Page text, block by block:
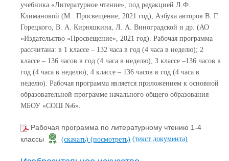
учебника «Литературное чтение», под редакцией Л.Ф.
Климановой (М.: Просвещение, 2021 год), Азбука авторов В. Г.
Горецкого, В. А. Кирюшкина, Л. А. Виноградской и др. (АО
«Издательство «Просвещение», 2021 год). Рабочая программа
рассчитана: в 1 классе – 132 часа в год (4 часа в неделю); 2
классе – 136 часов в год (4 часа в неделю); 3 классе –136 часов в
год (4 часа в неделю); 4 классе – 136 часов в год (4 часа в
неделю). Рабочая программа является приложением к основной
образовательной программе начального общего образования
МБОУ «СОШ №6».
Рабочая программа по литературному чтению 1-4
классы
(скачать) (посмотреть) (текст документа)